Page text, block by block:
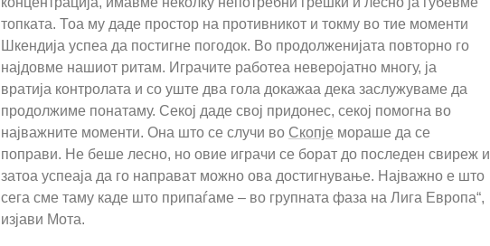
топката. Тоа му даде простор на противникот и токму во тие моменти
Шкендија успеа да постигне погодок. Во продолженијата повторно го
најдовме нашиот ритам. Играчите работеа неверојатно многу, ја
вратија контролата и со уште два гола докажаа дека заслужуваме да
продолжиме понатаму. Секој даде свој придонес, секој помогна во
најважните моменти. Она што се случи во Скопје мораше да се
поправи. Не беше лесно, но овие играчи се борат до последен свиреж и
затоа успеаја да го направат можно ова достигнување. Најважно е што
сега сме таму каде што припаѓаме – во групната фаза на Лига Европа“,
изјави Мота.